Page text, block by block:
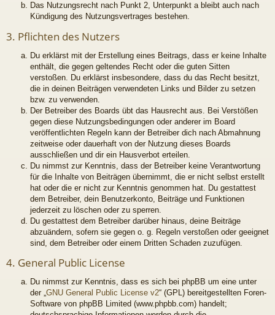
Das Nutzungsrecht nach Punkt 2, Unterpunkt a bleibt auch nach
Kündigung des Nutzungsvertrages bestehen.
3. Pflichten des Nutzers
Du erklärst mit der Erstellung eines Beitrags, dass er keine Inhalte
enthält, die gegen geltendes Recht oder die guten Sitten
verstoßen. Du erklärst insbesondere, dass du das Recht besitzt,
die in deinen Beiträgen verwendeten Links und Bilder zu setzen
bzw. zu verwenden.
Der Betreiber des Boards übt das Hausrecht aus. Bei Verstößen
gegen diese Nutzungsbedingungen oder anderer im Board
veröffentlichten Regeln kann der Betreiber dich nach Abmahnung
zeitweise oder dauerhaft von der Nutzung dieses Boards
ausschließen und dir ein Hausverbot erteilen.
Du nimmst zur Kenntnis, dass der Betreiber keine Verantwortung
für die Inhalte von Beiträgen übernimmt, die er nicht selbst erstellt
hat oder die er nicht zur Kenntnis genommen hat. Du gestattest
dem Betreiber, dein Benutzerkonto, Beiträge und Funktionen
jederzeit zu löschen oder zu sperren.
Du gestattest dem Betreiber darüber hinaus, deine Beiträge
abzuändern, sofern sie gegen o. g. Regeln verstoßen oder geeignet
sind, dem Betreiber oder einem Dritten Schaden zuzufügen.
4. General Public License
Du nimmst zur Kenntnis, dass es sich bei phpBB um eine unter
der „ GNU General Public License v2“ (GPL) bereitgestellten Foren-
Software von phpBB Limited (www.phpbb.com) handelt;